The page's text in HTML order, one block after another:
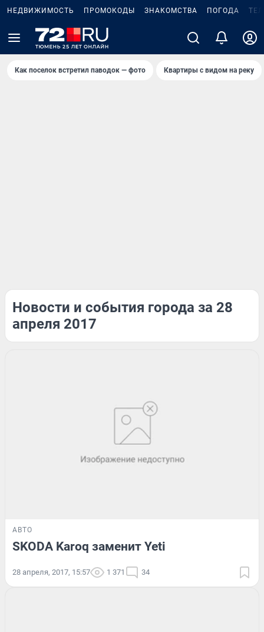
НЕДВИЖИМОСТЬ ПРОМОКОДЫ ЗНАКОМСТВА ПОГОДА
Как поселок встретил паводок — фото Квартиры с видом на реку
Новости и события города за 28
апреля 2017
АВТО
SKODA Karoq заменит Yeti
28 апреля, 2017, 15:57 1 371 34